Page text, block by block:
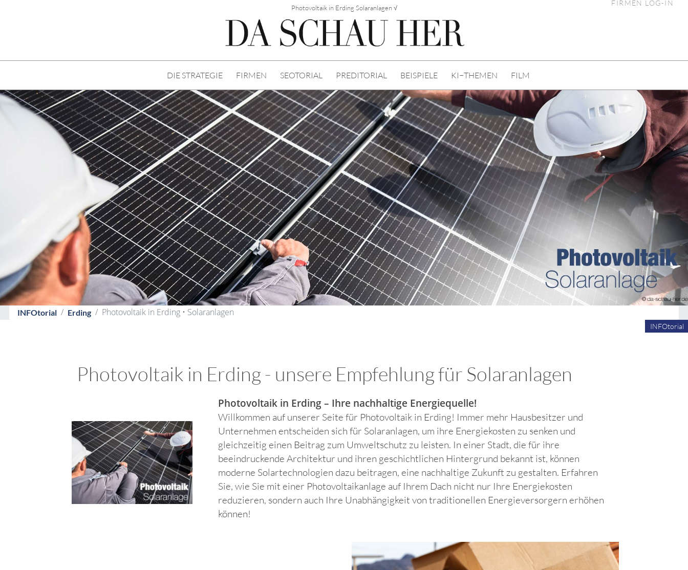
Photovoltaik in Erding Solaranlagen √
FIRMEN LOG-IN
DIE STRATEGIE FIRMEN SEOTORIAL PREDITORIAL BEISPIELE KI−THEMEN FILM
INFOtorial Erding Photovoltaik in Erding • Solaranlagen
INFOtorial
Photovoltaik in Erding - unsere Empfehlung für Solaranlagen
Photovoltaik in Erding – Ihre nachhaltige Energiequelle!
Willkommen auf unserer Seite für Photovoltaik in Erding! Immer mehr Hausbesitzer und
Unternehmen entscheiden sich für Solaranlagen, um ihre Energiekosten zu senken und
gleichzeitig einen Beitrag zum Umweltschutz zu leisten. In einer Stadt, die für ihre
beeindruckende Architektur und ihren geschichtlichen Hintergrund bekannt ist, können
moderne Solartechnologien dazu beitragen, eine nachhaltige Zukunft zu gestalten. Erfahren
Sie, wie Sie mit einer Photovoltaikanlage auf Ihrem Dach nicht nur Ihre Energiekosten
reduzieren, sondern auch Ihre Unabhängigkeit von traditionellen Energieversorgern erhöhen
können!